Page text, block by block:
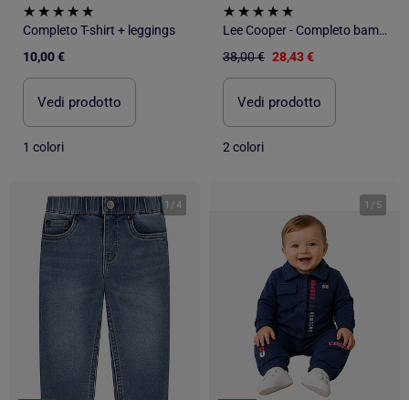
Completo T-shirt + leggings
10,00 €
Vedi prodotto
1 colori
Lee Cooper - Completo bambino composto da piumino maglietta a maniche lunghe e jeans
38,00 € 28,43 €
Vedi prodotto
2 colori
1 /4 1 / 5